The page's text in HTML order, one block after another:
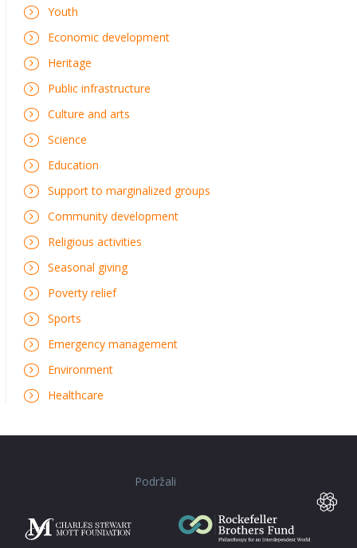
Youth
Economic development
Heritage
Public infrastructure
Culture and arts
Science
Education
Support to marginalized groups
Community development
Religious activities
Seasonal giving
Poverty relief
Sports
Emergency management
Environment
Healthcare
Podržali